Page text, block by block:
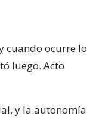
cuando ocurre lo
luego. Acto
y la autonomía